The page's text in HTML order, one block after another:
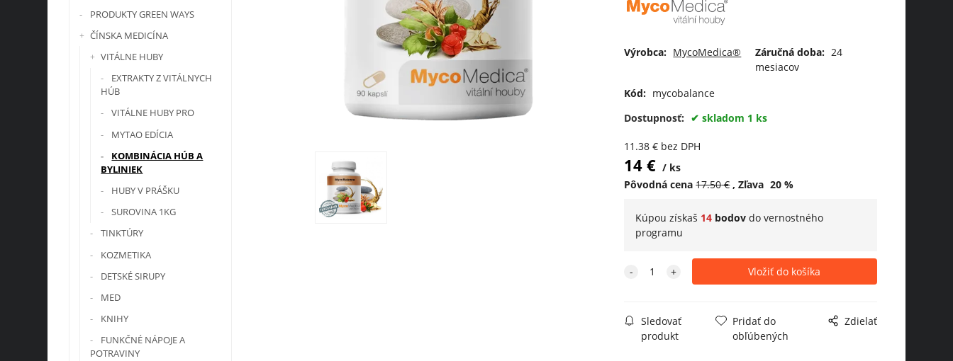
PRODUKTY GREEN WAYS
ČÍNSKA MEDICÍNA
VITÁLNE HUBY
EXTRAKTY Z VITÁLNYCH
HÚB
VITÁLNE HUBY PRO
MYTAO EDÍCIA
KOMBINÁCIA HÚB A
BYLINIEK
HUBY V PRÁŠKU
SUROVINA 1KG
TINKTÚRY
KOZMETIKA
DETSKÉ SIRUPY
MED
KNIHY
FUNKČNÉ NÁPOJE A
POTRAVINY
Výrobca: MycoMedica® Záručná doba: 24
mesiacov
Kód: mycobalance
Dostupnosť:
skladom 1 ks
11.38 € bez DPH
14€
ks
Pôvodná cena 17.50€ Zľava 20 %
Kúpou získaš 14 bodov dovernostného
programu
Sledovať
produkt
Pridať do
obľúbených
Zdielať